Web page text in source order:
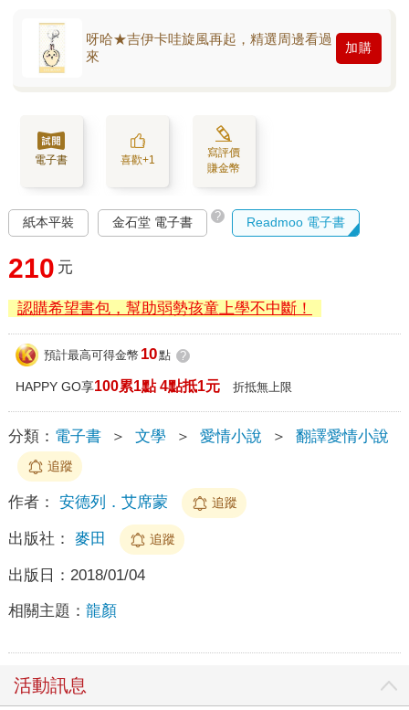
呀哈★吉伊卡哇旋風再起，精選周邊看過
來
加購
電子書 喜歡+1
寫評價
賺金幣
紙本平裝 金石堂 電子書 ? Readmoo 電子書
210 元
認購希望書包，幫助弱勢孩童上學不中斷！
預計最高可得金幣 10點 ?
HAPPY GO享100累1點 4點抵1元 折抵無上限
分類： 電子書 ＞ 文學 ＞ 愛情小說 ＞ 翻譯愛情小說
追蹤
作者： 安德列．艾席蒙 追蹤
出版社： 麥田 追蹤
出版日： 2018/01/04
相關主題： 龍顏
活動訊息